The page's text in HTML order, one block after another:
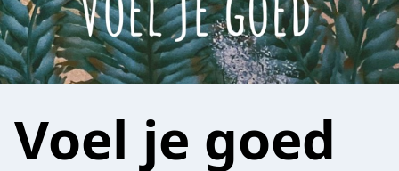
Voel je goed